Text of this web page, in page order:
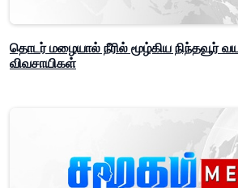
தொடர் மழையால் நீரில் மூழ்கிய நிந்தவூர்
விவசாயிகள்